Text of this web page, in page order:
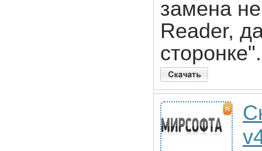
замена
Reader,
сторонке".